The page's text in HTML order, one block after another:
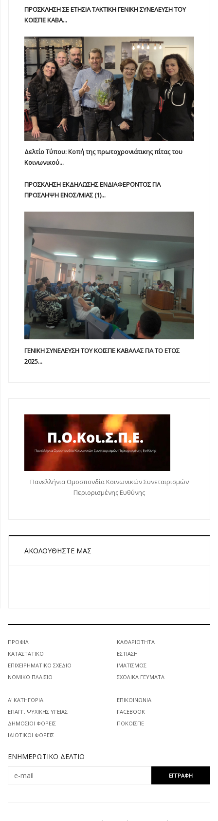
ΠΡΟΣΚΛΗΣΗ ΣΕ ΕΤΗΣΙΑ TAKTIKH ΓΕΝΙΚΗ ΣΥΝΕΛΕΥΣΗ ΤΟΥ
ΚΟΙΣΠΕ ΚΑΒΑ...
Δελτίο Τύπου: Κοπή της πρωτοχρονιάτικης πίτας του
Κοινωνικού...
ΠΡΟΣΚΛΗΣΗ ΕΚΔΗΛΩΣΗΣ ΕΝΔΙΑΦΕΡΟΝΤΟΣ ΓΙΑ
ΠΡΟΣΛΗΨΗ ΕΝOΣ/ΜΙΑΣ (1)...
ΓΕΝΙΚΗ ΣΥΝΕΛΕΥΣΗ ΤΟΥ ΚΟΙΣΠΕ ΚΑΒΑΛΑΣ ΓΙΑ ΤΟ ΕΤΟΣ
2025...
Πανελλήνια Ομοσπονδία Κοινωνικών Συνεταιρισμών
Περιορισμένης Ευθύνης
ΑΚΟΛΟΥΘΉΣΤΕ ΜΑΣ
ΠΡΟΦΊΛ
ΚΑΤΑΣΤΑΤΙΚΌ
ΕΠΙΧΕΙΡΗΜΑΤΙΚΌ ΣΧΈΔΙΟ
ΝΟΜΙΚΌ ΠΛΑΊΣΙΟ
ΚΑΘΑΡΙΌΤΗΤΑ
ΕΣΤΊΑΣΗ
ΙΜΑΤΙΣΜΌΣ
ΣΧΟΛΙΚΆ ΓΕΎΜΑΤΑ
Α' ΚΑΤΗΓΟΡΊΑ
ΕΠΑΓΓ. ΨΥΧΙΚΉΣ ΥΓΕΊΑΣ
ΔΗΜΌΣΙΟΙ ΦΟΡΕΊΣ
ΙΔΙΩΤΙΚΟΊ ΦΟΡΕΊΣ
ΕΠΙΚΟΙΝΩΝΊΑ
FACEBOOK
ΠΟΚΟΙΣΠΕ
ΕΝΗΜΕΡΩΤΙΚΌ ΔΕΛΤΊΟ